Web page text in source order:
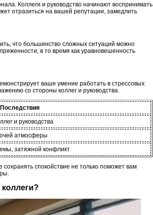
Коллеги и руководство начинают воспринимать
отразиться на вашей репутации, замедлить
что большинство сложных ситуаций можно
в то время как уравновешенность
ваше умение работать в стрессовых
со стороны коллег и руководства.
Последствия
и руководства
атмосферы
затяжной конфликт
спокойствие не только поможет вам